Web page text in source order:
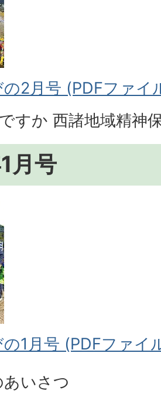
の2月号 (PDFファイ
すか 西諸地域精神
月号
の1月号 (PDFファイ
いさつ